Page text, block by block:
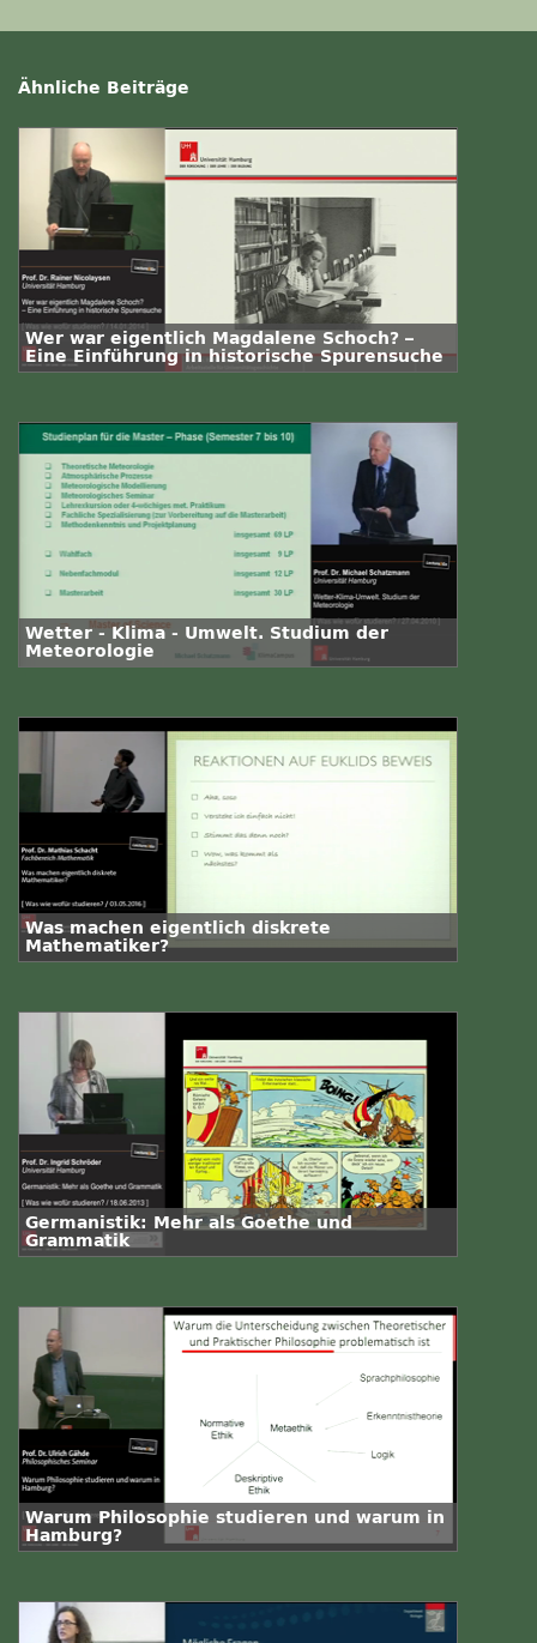
Ähnliche Beiträge
Wer war eigentlich Magdalene Schoch? –
Eine Einführung in historische Spurensuche
Wetter - Klima - Umwelt. Studium der
Meteorologie
Was machen eigentlich diskrete
Mathematiker?
Germanistik: Mehr als Goethe und
Grammatik
Warum Philosophie studieren und warum in
Hamburg?